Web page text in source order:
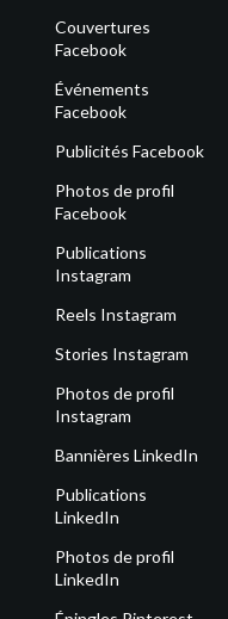
Couvertures
Facebook
Événements
Facebook
Publicités Facebook
Photos de profil
Facebook
Publications
Instagram
Reels Instagram
Stories Instagram
Photos de profil
Instagram
Bannières LinkedIn
Publications
LinkedIn
Photos de profil
LinkedIn